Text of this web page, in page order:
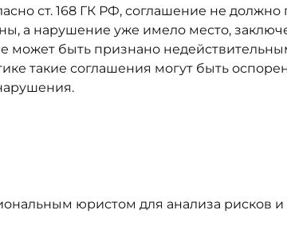
ст. 168 ГК РФ, соглашение не
а нарушение уже имело место,
может быть признано
такие соглашения могут быть
юристом для анализа рисков